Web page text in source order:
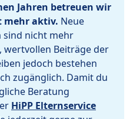
Jahren betreuen wir
mehr aktiv. Neue
sind nicht mehr
wertvollen Beiträge der
jedoch bestehen
zugänglich. Damit du
Beratung
HiPP Elternservice